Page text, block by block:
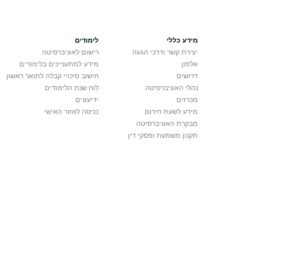
מידע כללי
יצירת קשר ודרכי הגעה
אלפון
דרושים
נהלי האוניברסיטה
מכרזים
מידע לשעת חירום
מבקרת האוניברסיטה
תקנון משמעת ופסקי דין
לימודים
רישום לאוניברסיטה
מידע למתעניינים בלימודים
חישוב סיכויי קבלה לתואר ראשון
לוח שנת הלימודים
ידיעונים
כניסה לאזור האישי